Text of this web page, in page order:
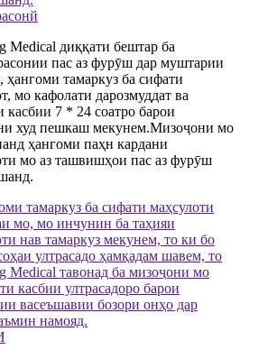
Medical диққати бештар ба
пас аз фурӯш дар муштарии
ҳангоми тамаркуз ба сифати
мо кафолати дарозмуддат ва
касбии 7 * 24 соатро барои
худ пешкаш мекунем.Мизоҷони мо
ҳангоми паҳн кардани
мо аз ташвишҳои пас аз фурӯш